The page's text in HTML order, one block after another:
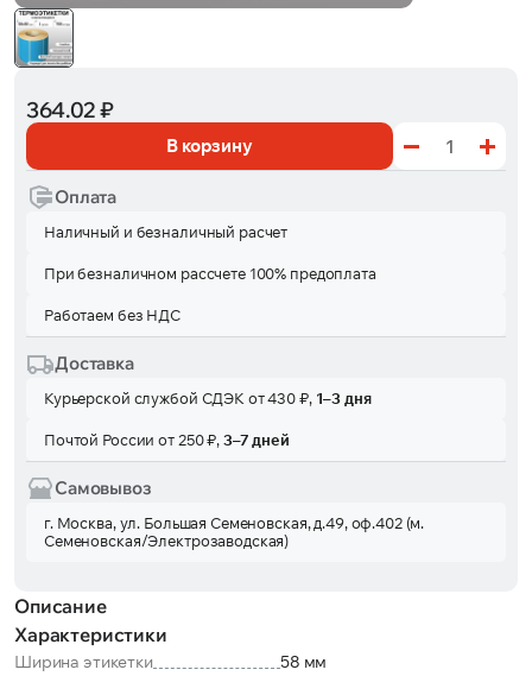
Описание
Характеристики
Ширина этикетки
58 мм
364.02 ₽
В корзину
Оплата
Наличный и безналичный расчет
При безналичном рассчете 100% предоплата
Работаем без НДС
Доставка
Курьерской службой СДЭК от 430 ₽, 1–3 дня
Почтой России от 250 ₽,3–7 дней
Самовывоз
г. Москва, ул. Большая Семеновская, д.49, оф.402 (м.
Семеновская/Электрозаводская)